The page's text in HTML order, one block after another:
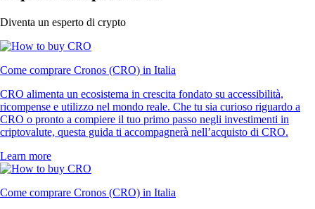
Diventa un esperto di crypto
Come comprare Cronos (CRO) in Italia
CRO alimenta un ecosistema in crescita fondato su accessibilità,
ricompense e utilizzo nel mondo reale. Che tu sia curioso riguardo a
CRO o pronto a compiere il tuo primo passo negli investimenti in
criptovalute, questa guida ti accompagnerà nell’acquisto di CRO.
Learn more
Come comprare Cronos (CRO) in Italia